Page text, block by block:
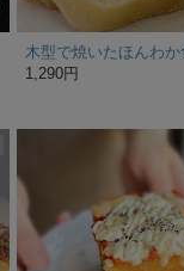
1,290円